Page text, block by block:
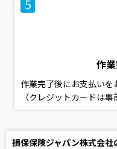
作
作業完了後にお支払いを
（クレジットカードは
損保保険ジャパン株式会社